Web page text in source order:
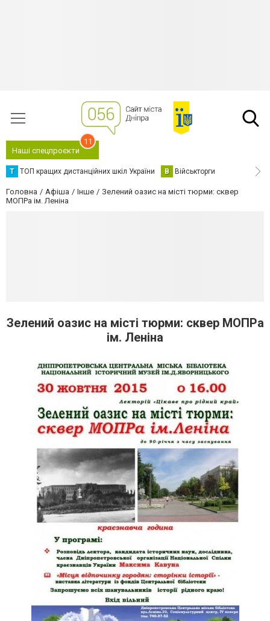
Наші спецпроєкти
11
Т ТОП кращих дистанційних шкіл України В Військторги
Головна Афіша Інше
Зелений оазис на місті тюрми: сквер
МОПРа ім. Леніна
Зелений оазис на місті тюрми: сквер МОПРа
ім. Леніна